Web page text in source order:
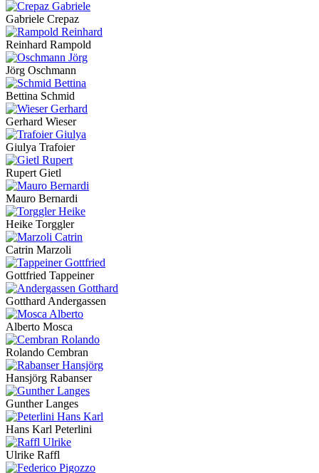
Gabriele Crepaz
Reinhard Rampold
Jörg Oschmann
Bettina Schmid
Gerhard Wieser
Giulya Trafoier
Rupert Gietl
Mauro Bernardi
Heike Torggler
Catrin Marzoli
Gottfried Tappeiner
Gotthard Andergassen
Alberto Mosca
Rolando Cembran
Hansjörg Rabanser
Gunther Langes
Hans Karl Peterlini
Ulrike Raffl